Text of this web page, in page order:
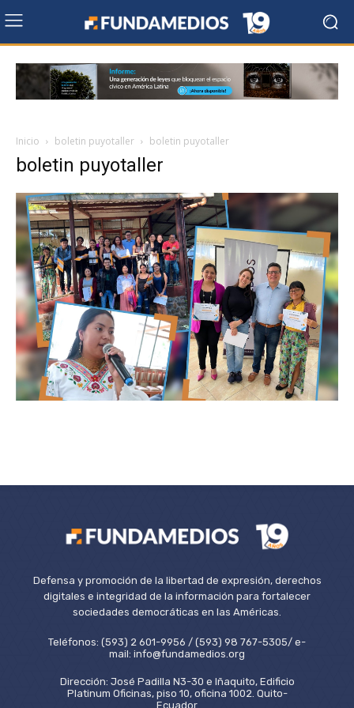
Inicio boletin puyotaller boletin puyotaller
boletin puyotaller
Defensa y promoción de la libertad de expresión, derechos
digitales e integridad de la información para fortalecer
sociedades democráticas en las Américas.
Teléfonos: (593) 2 601-9956 / (593) 98 767-5305/ e-
mail: info@fundamedios.org
Dirección: José Padilla N3-30 e Iñaquito, Edificio
Platinum Oficinas, piso 10, oficina 1002. Quito-
Ecuador